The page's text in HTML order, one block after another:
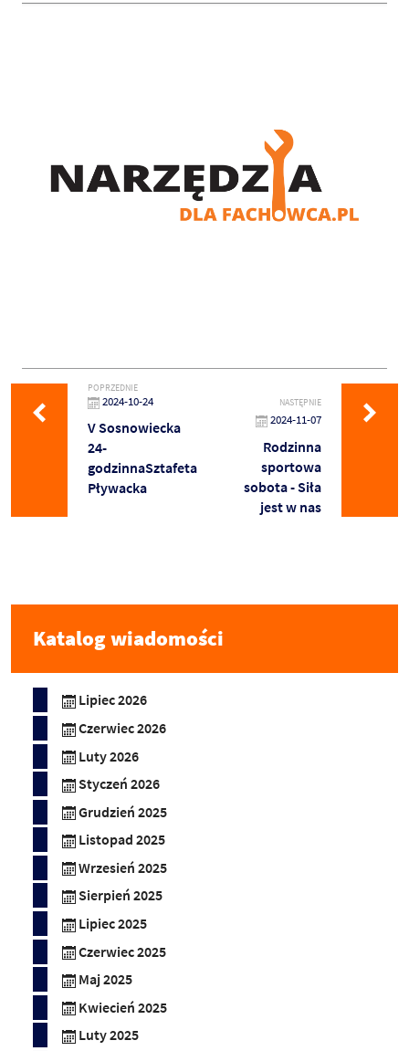
POPRZEDNIE
2024-10-24
V Sosnowiecka
24-
godzinnaSztafeta
Pływacka
NASTĘPNIE
2024-11-07
Rodzinna
sportowa
sobota - Siła
jest w nas
Katalog wiadomości
Lipiec 2026
Czerwiec 2026
Luty 2026
Styczeń 2026
Grudzień 2025
Listopad 2025
Wrzesień 2025
Sierpień 2025
Lipiec 2025
Czerwiec 2025
Maj 2025
Kwiecień 2025
Luty 2025